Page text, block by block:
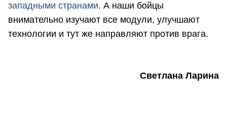
западными странами. А наши бойцы
внимательно изучают все модули, улучшают
технологии и тут же направляют против врага.
Светлана Ларина